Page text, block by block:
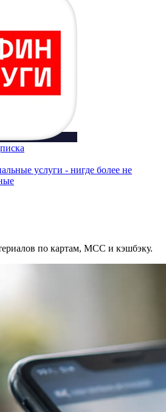
услуги - нигде более не
по картам, MCC и кэшбэку.